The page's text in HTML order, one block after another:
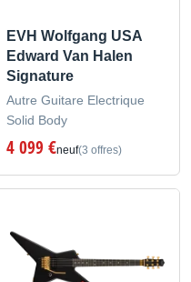
EVH Wolfgang USA
Edward Van Halen
Signature
Autre Guitare Electrique
Solid Body
4 099 €neuf(3 offres)